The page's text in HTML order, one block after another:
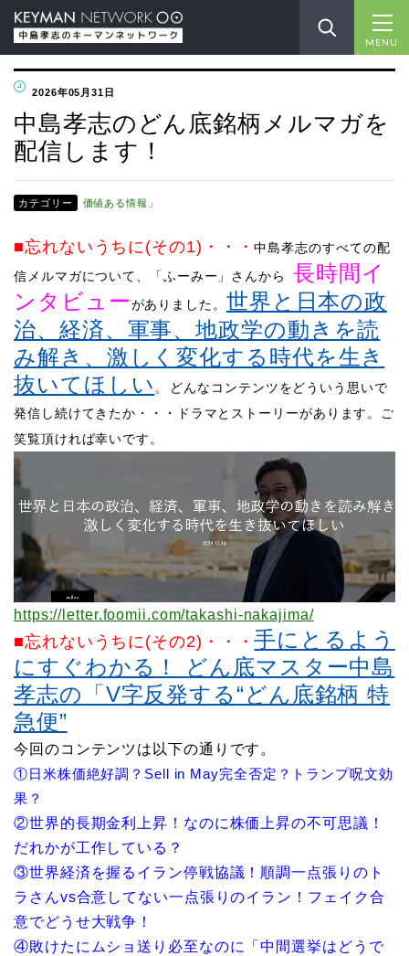
MENU
2026年05月31日
中島孝志のどん底銘柄メルマガを
配信します！
カテゴリー 価値ある情報」
■忘れないうちに(その1) ・・・中島孝志のすべての配
信メルマガについて、「ふーみー」さんから
長時間イ
ンタビューがありました。 世界と日本の政
治、経済、軍事、地政学の動きを読
み解き、激しく変化する時代を生き
抜いてほしい 。
どんなコンテンツをどういう思いで
発信し続けてきたか・・・ドラマとストーリーがあります。ご
笑覧頂ければ幸いです。
https://letter.foomii.com/takashi-nakajima/
■忘れないうちに(その2) ・・・手にとるよう
にすぐわかる！ どん底マスター中島
孝志の「V字反発する“どん底銘柄 特
急便”
​今回のコンテンツは以下の通りです。
①日米株価絶好調？Sell in May完全否定？トランプ呪文効
果？
②世界的長期金利上昇！なのに株価上昇の不可思議！
だれかが工作している？
③世界経済を握るイラン停戦協議！順調一点張りのト
ラさんvs合意してない一点張りのイラン！フェイク合
意でどうせ大戦争！
④敗けたにムショ送り必至なのに「中間選挙はどうで